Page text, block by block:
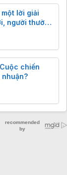
lời giải
người thường
chiến